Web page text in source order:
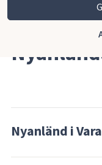
Vara kommun
Nyanländ i